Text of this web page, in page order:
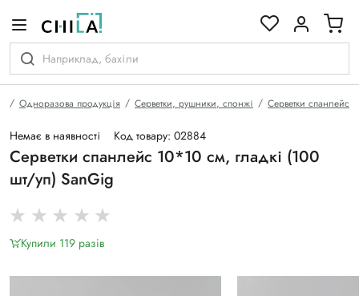
Одноразова продукція Серветки, рушники, спонжі Серветки спанлейс
Немає в наявності Код товару: 02884
Серветки спанлейс 10*10 см, гладкі (100
шт/уп) SanGig
Купили 119 разiв
гамі